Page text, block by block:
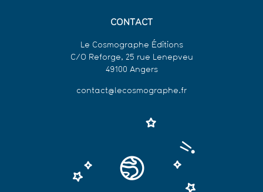
CONTACT
Le Cosmographe Éditions
C/O Reforge, 25 rue Lenepveu
49100 Angers
contact@lecosmographe.fr